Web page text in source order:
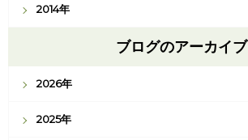
2014年
ブログのアーカイブ
2026年
2025年